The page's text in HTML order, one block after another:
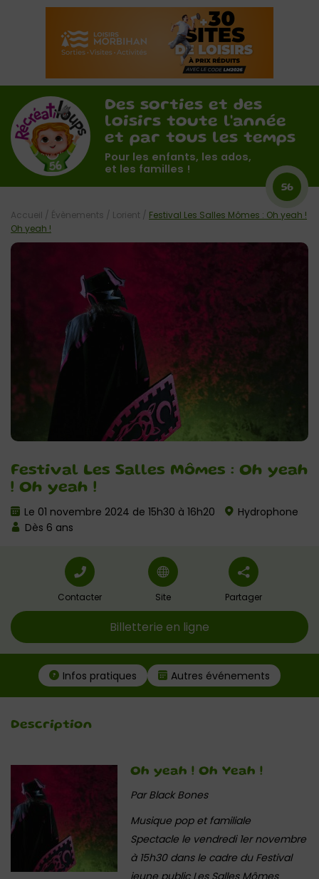
Des sorties et des
loisirs toute l'année
et par tous les temps
Pour les enfants, les ados,
et les familles !
56
Festival Les Salles Mômes : Oh yeah
! Oh yeah !
Le 01 novembre 2024 de 15h30 à 16h20
Hydrophone
Dès 6 ans
Accueil / Évènements / Lorient / Festival Les Salles Mômes : Oh yeah !
Oh yeah !
Contacter Site Partager
Billetterie en ligne
Infos pratiques Autres événements
Description
Oh yeah ! Oh Yeah !
Par Black Bones
Musique pop et familiale
Spectacle le vendredi 1er novembre
à 15h30 dans le cadre du Festival
jeune public Les Salles Mômes